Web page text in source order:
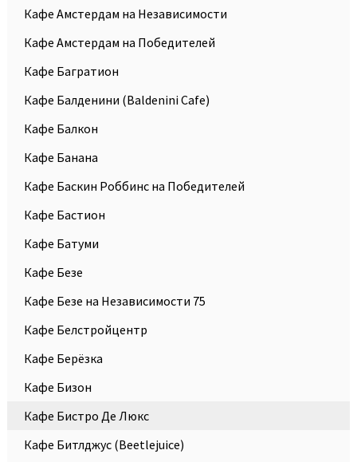
Кафе Амстердам на Независимости
Кафе Амстердам на Победителей
Кафе Багратион
Кафе Балденини (Baldenini Сafe)
Кафе Балкон
Кафе Банана
Кафе Баскин Роббинс на Победителей
Кафе Бастион
Кафе Батуми
Кафе Безе
Кафе Безе на Независимости 75
Кафе Белстройцентр
Кафе Берёзка
Кафе Бизон
Кафе Бистро Де Люкс
Кафе Битлджус (Beetlejuice)